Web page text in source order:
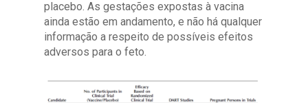
placebo. As gestações expostas à vacina
ainda estão em andamento, e não há qualquer
informação a respeito de possíveis efeitos
adversos para o feto.